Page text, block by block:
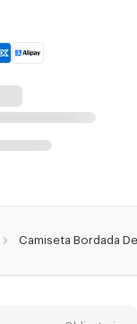
Camiseta Bordada